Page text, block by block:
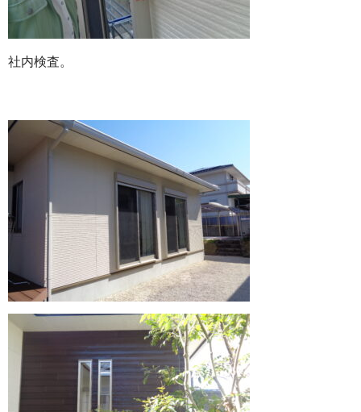
社内検査。